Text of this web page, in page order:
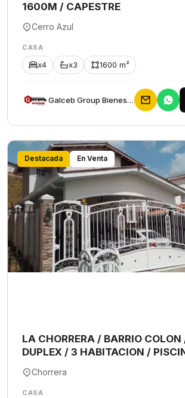
1600M / CAPESTRE
Cerro Azul
CASA
x4 x3 1600 m²
Galceb Group Bienes Raices
Destacada En Venta
LA CHORRERA / BARRIO
DUPLEX / 3 HABITACION /
Chorrera
CASA